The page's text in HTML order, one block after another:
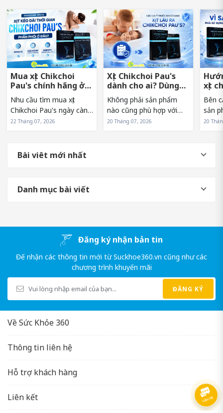
Mua xịt Chikchoi
Pau's chính hãng ở
đâu tránh hàng giả?
Nhu cầu tìm mua xịt
Chikchoi Pau's ngày càng
tăng khiến sản phẩm
nhiên, điều này cũng
22 Tháng 07, 2026
Xịt Chikchoi Pau's
dành cho ai? Dùng
có nóng rát không?
Không phải sản phẩm
nào cũng phù hợp với
mọi đối tượng. Vì vậy,
20 Tháng 07, 2026
xịt
sớm
Bên
sản
sử
và
20
Bài viêt mới nhất
Danh mục bài viết
Đăng ký nhận bản tin
Đế nhận các thông tin mới từ Suckhoe360.vn cũng như các
chương trình khuyến mãi
ĐĂNG KÝ
Về Sức Khỏe 360
Thông tin liên hệ
Hỗ trợ khách hàng
Liên kết